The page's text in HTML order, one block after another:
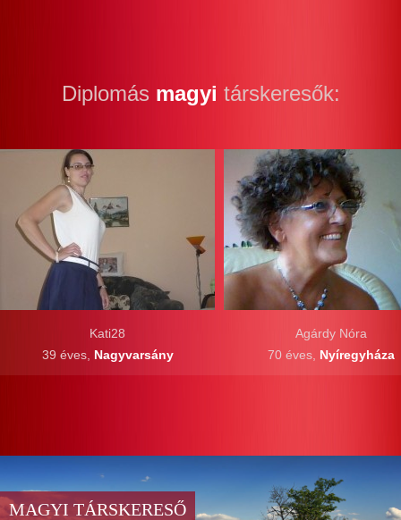
Diplomás magyi társkeresők:
Kati28
39 éves, Nagyvarsány
Agárdy Nóra
70 éves, Nyíregyháza
MAGYI TÁRSKERESŐ